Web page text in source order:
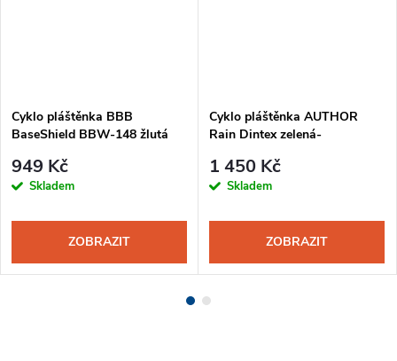
Cyklo pláštěnka BBB
BaseShield BBW-148 žlutá
949 Kč
Skladem
ZOBRAZIT
Cyklo pláštěnka AUTHOR
Rain Dintex zelená-
1 450 Kč
Skladem
ZOBRAZIT